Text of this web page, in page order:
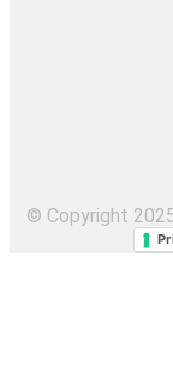
© Copyright